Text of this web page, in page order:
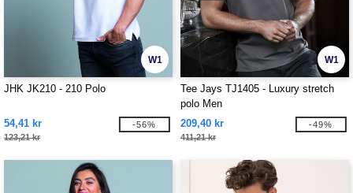
W1
JHK JK210 - 210 Polo
54,41 kr
123,21 kr
-56%
W1
Tee Jays TJ1405 - Luxury stretch
polo Men
209,40 kr
411,21 kr
-49%